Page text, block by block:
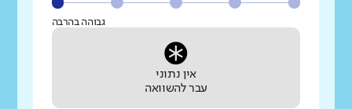
גבוהה בהרבה
אין נתוני
עבר להשוואה